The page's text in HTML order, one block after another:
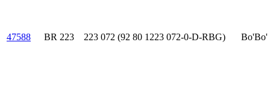
47588 BR 223 223 072 (92 80 1223 072-0-D-RBG) Bo'Bo'